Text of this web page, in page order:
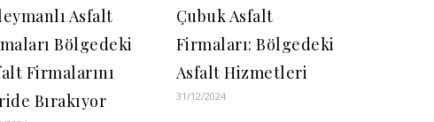
Asfalt
Bölgedeki
Firmalarını
Bırakıyor
Çubuk Asfalt
Firmaları: Bölgedeki
Asfalt Hizmetleri
31/12/2024